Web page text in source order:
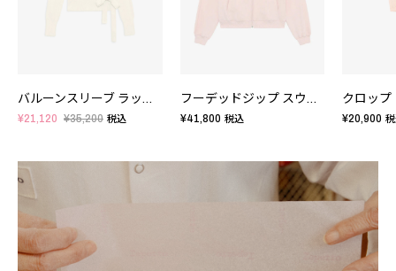
バルーンスリーブ ラップトップ
¥21,120 ¥35,200 税込
フーデッドジップ スウェット
¥41,800 税込 ¥20,900